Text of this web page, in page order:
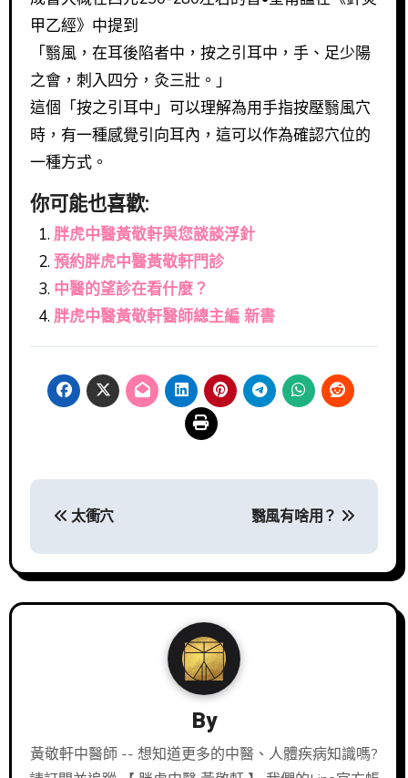
甲乙經》中提到
「翳風，在耳後陷者中，按之引耳中，手、足少陽
之會，刺入四分，灸三壯。」
這個「按之引耳中」可以理解為用手指按壓翳風穴
時，有一種感覺引向耳內，這可以作為確認穴位的
一種方式。
你可能也喜歡:
胖虎中醫黃敬軒與您談談浮針
預約胖虎中醫黃敬軒門診
中醫的望診在看什麼？
胖虎中醫黃敬軒醫師總主編 新書
文
章
導
覽
太衝穴 翳風有啥用？
By
黃敬軒中醫師 -- 想知道更多的中醫、人體疾病知識嗎?